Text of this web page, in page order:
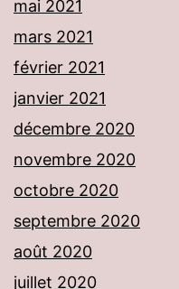
mai 2021
mars 2021
février 2021
janvier 2021
décembre 2020
novembre 2020
octobre 2020
septembre 2020
août 2020
juillet 2020